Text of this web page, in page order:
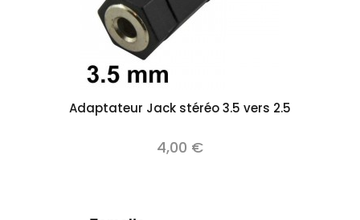
Adaptateur Jack stéréo 3.5 vers 2.5
4,00 €